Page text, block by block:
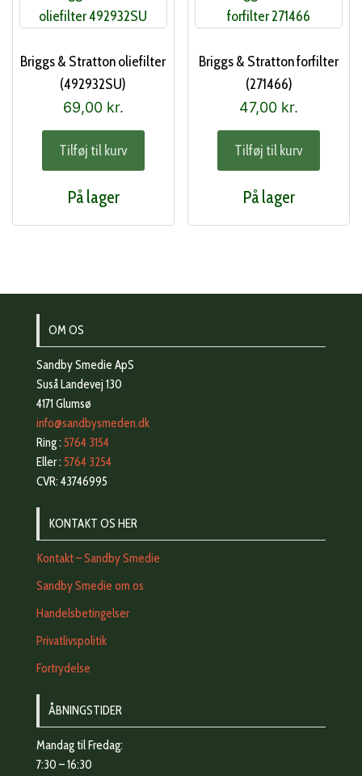
Briggs & Stratton oliefilter
(492932SU)
69,00 kr.
Tilføj til kurv
På lager
Briggs & Stratton forfilter
(271466)
47,00 kr.
Tilføj til kurv
På lager
OM OS
Sandby Smedie ApS
Suså Landevej 130
4171 Glumsø
info@sandbysmeden.dk
Ring : 5764 3154
Eller : 5764 3254
CVR: 43746995
KONTAKT OS HER
Kontakt – Sandby Smedie
Sandby Smedie om os
Handelsbetingelser
Privatlivspolitik
Fortrydelse
ÅBNINGSTIDER
Mandag til Fredag:
7:30 – 16:30